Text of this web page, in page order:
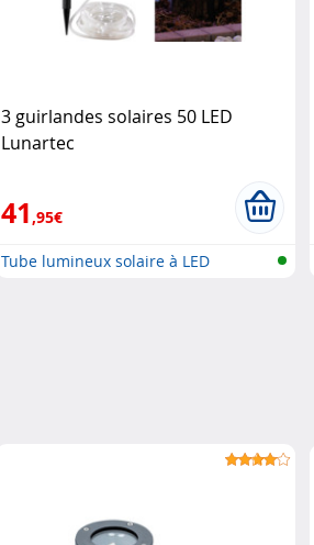
3 guirlandes solaires 50 LED
Lunartec
41,95€
Tube lumineux solaire à LED